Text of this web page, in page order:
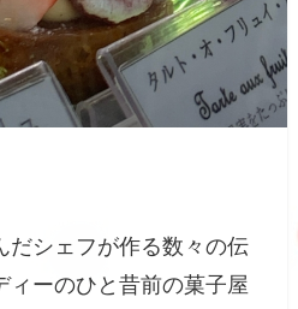
だシェフが作る数々の伝
ィーのひと昔前の菓子屋